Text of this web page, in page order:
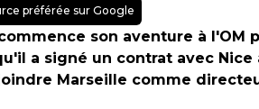
préférée sur Google
son aventure à l'OM
a signé un contrat avec Nice
Marseille comme